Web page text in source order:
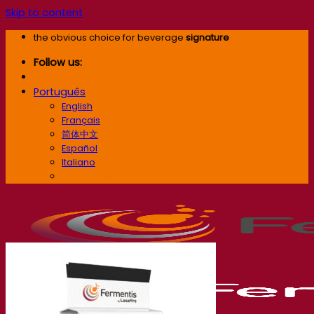
Skip to content
the obvious choice for beverage signature
Follow us:
Português
English
Français
简体中文
Español
Italiano